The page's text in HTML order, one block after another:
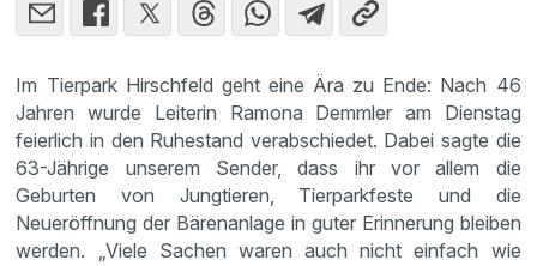
Im Tierpark Hirschfeld geht eine Ära zu Ende: Nach 46
Jahren wurde Leiterin Ramona Demmler am Dienstag
feierlich in den Ruhestand verabschiedet. Dabei sagte die
63-Jährige unserem Sender, dass ihr vor allem die
Geburten von Jungtieren, Tierparkfeste und die
Neueröffnung der Bärenanlage in guter Erinnerung bleiben
werden. „Viele Sachen waren auch nicht einfach wie